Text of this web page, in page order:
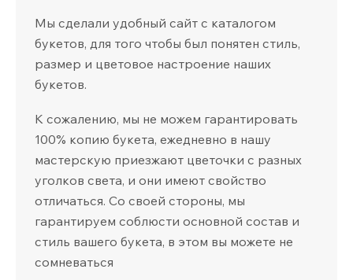
Мы сделали удобный сайт с каталогом
букетов, для того чтобы был понятен стиль,
размер и цветовое настроение наших
букетов.
К сожалению, мы не можем гарантировать
100% копию букета, ежедневно в нашу
мастерскую приезжают цветочки с разных
уголков света, и они имеют свойство
отличаться. Со своей стороны, мы
гарантируем соблюсти основной состав и
стиль вашего букета, в этом вы можете не
сомневаться